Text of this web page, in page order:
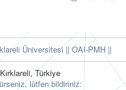
Üniversitesi || OAI-PMH ||
Türkiye
lütfen bildiriniz: